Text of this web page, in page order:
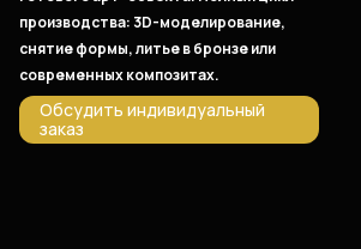
производства: 3D-моделирование,
снятие формы, литье в бронзе или
современных композитах.
Обсудить индивидуальный
заказ